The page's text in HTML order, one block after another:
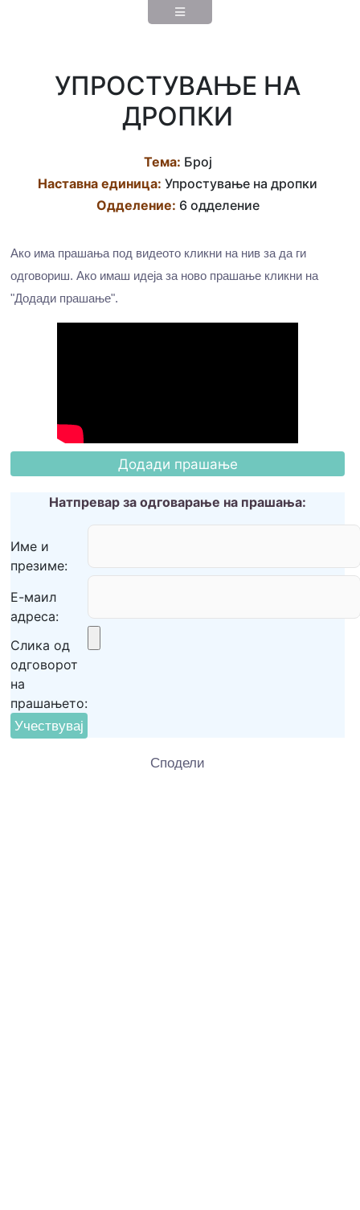
УПРОСТУВАЊЕ НА
ДРОПКИ
Тема: Број
Наставна eдиница: Упростување на дропки
Одделение: 6 одделение
Ако има прашања под видеото кликни на нив за да ги
одговориш. Ако имаш идеја за ново прашање кликни на
"Додади прашање".
Натпревар за одговарање на прашања:
Име и
презиме:
Е-маил
адреса:
Слика од
одговорот
на
прашањето:
Сподели